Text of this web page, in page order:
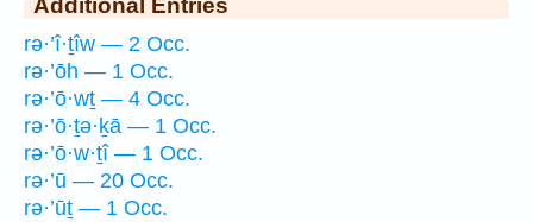
rə·’î·ṯîw — 2 Occ.
rə·’ōh — 1 Occ.
rə·’ō·wṯ — 4 Occ.
rə·’ō·ṯə·ḵā — 1 Occ.
rə·’ō·w·ṯî — 1 Occ.
rə·’ū — 20 Occ.
rə·’ūṯ — 1 Occ.